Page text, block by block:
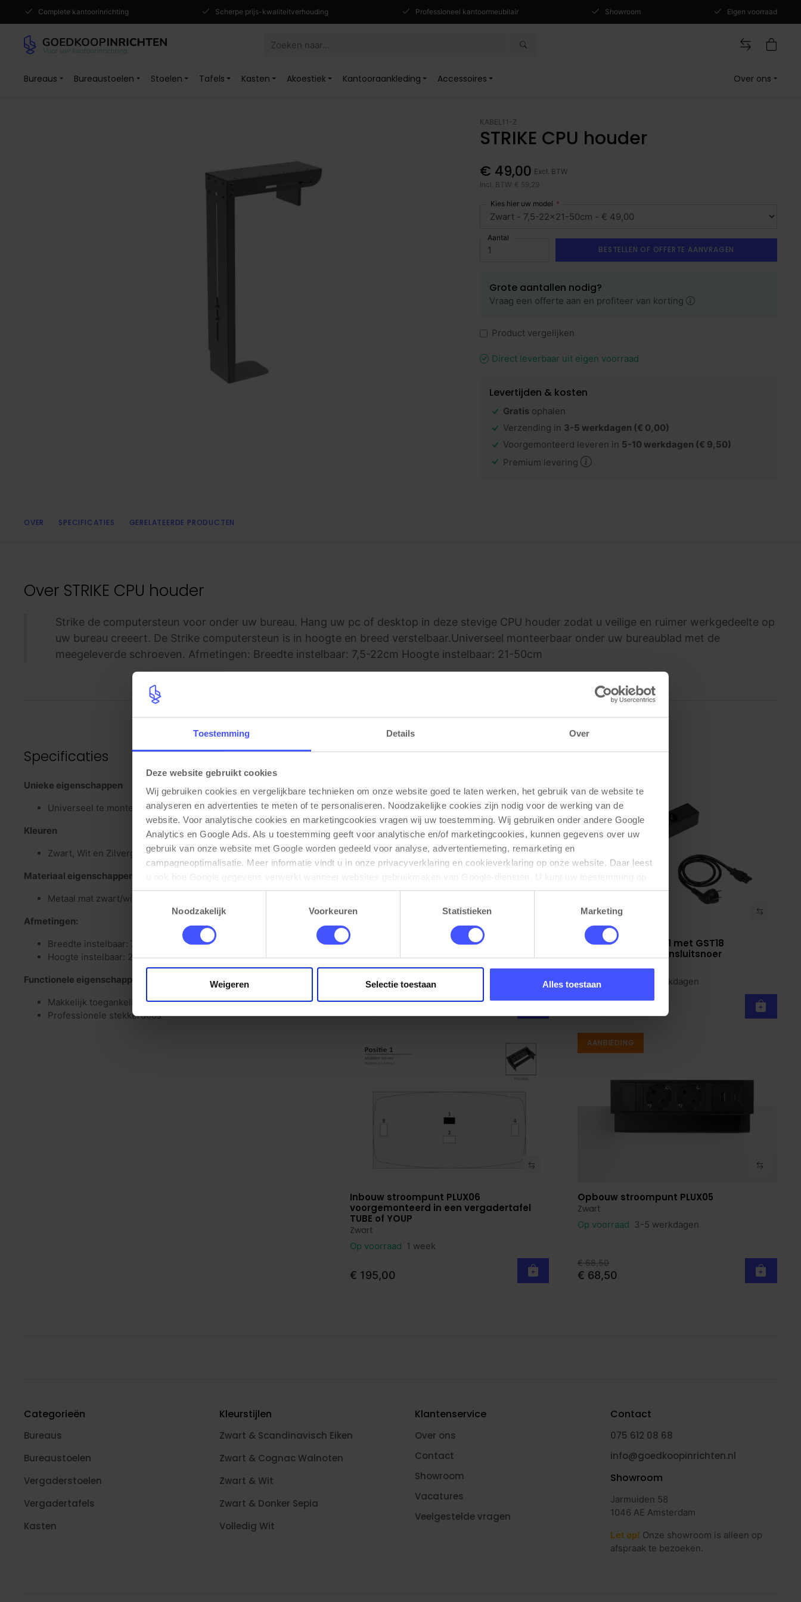
Toestemming Details Over
Deze website gebruikt cookies
Wij gebruiken cookies en vergelijkbare technieken om onze website goed te laten werken, het gebruik van de website te
analyseren en advertenties te meten of te personaliseren. Noodzakelijke cookies zijn nodig voor de werking van de
website. Voor analytische cookies en marketingcookies vragen wij uw toestemming. Wij gebruiken onder andere Google
Analytics en Google Ads. Als u toestemming geeft voor analytische en/of marketingcookies, kunnen gegevens over uw
gebruik van onze website met Google worden gedeeld voor analyse, advertentiemeting, remarketing en
campagneoptimalisatie. Meer informatie vindt u in onze privacyverklaring en cookieverklaring op onze website. Daar leest
elk moment wijzigen of intrekken via de cookie-instellingen. Zie onze privacy policy.
Noodzakelijk
Voorkeuren Statistieken Marketing
Weigeren Selectie toestaan Alles toestaan
Complete kantoorinrichting Scherpe prijs-kwaliteitverhouding Professioneel kantoormeubilair Showroom Eigen voorraad
Bureaus Bureaustoelen Stoelen Tafels Kasten Akoestiek Kantooraankleding Accessoires Over ons
KABEL11-Z
STRIKE CPU houder
€ 49,00 Excl. BTW
Incl. BTW: € 59,29
Kies hier uw model
Aantal
BESTELLEN OF OFFERTE AANVRAGEN
Grote aantallen nodig?
Vraag een offerte aan en profiteer van korting
Product vergelijken
Direct leverbaar uit eigen voorraad
Levertijden & kosten
Gratis ophalen
Verzending in 3-5 werkdagen (€ 0,00)
Voorgemonteerd leveren in 5-10 werkdagen (€ 9,50)
Premium levering
OVER SPECIFICATIES GERELATEERDE PRODUCTEN
Over STRIKE CPU houder
Strike de computersteun voor onder uw bureau. Hang uw pc of desktop in deze stevige CPU houder zodat u veilige en ruimer werkgedeelte op
uw bureau creeert. De Strike computersteun is in hoogte en breed verstelbaar.Universeel monteerbaar onder uw bureaublad met de
meegeleverde schroeven. Afmetingen: Breedte instelbaar: 7,5-22cm Hoogte instelbaar: 21-50cm
Specificaties
Unieke eigenschappen
Universeel te monteren
Kleuren
Zwart, Wit en Zilvergrijs
Materiaal eigenschappen
Metaal mat zwart/wit gepoedercoat
Afmetingen:
Breedte instelbaar: 7,5-22cm
Hoogte instelbaar: 21-50cm
Functionele eigenschappen
Makkelijk toegankelijk
Professionele stekkerdoos
Gerelateerde producten
Persoonlijke bureau lade BLOC
Zwart
Op voorraad 3-5 werkdagen
Bekijk product
Stekkerdoos PLUX01 met GST18
aansluiting incl. aansluitsnoer
Zwart
Op voorraad 3-5 werkdagen
Bekijk product
Inbouw stroompunt PLUX06
voorgemonteerd in een vergadertafel
TUBE of YOUP
Zwart
Op voorraad 1 week
€ 195,00
AANBIEDING
Bekijk product
Opbouw stroompunt PLUX05
Zwart
Op voorraad 3-5 werkdagen
€ 68,50
€ 68,50
Categorieën
Bureaus
Bureaustoelen
Vergaderstoelen
Vergadertafels
Kasten
Kleurstijlen
Zwart & Scandinavisch Eiken
Zwart & Cognac Walnoten
Zwart & Wit
Zwart & Donker Sepia
Volledig Wit
Klantenservice
Over ons
Contact
Showroom
Vacatures
Veelgestelde vragen
Contact
075 612 08 68
info@goedkoopinrichten.nl
Showroom
Jarmuiden 58
1046 AE Amsterdam
Let op! Onze showroom is alleen op
afspraak te bezoeken.